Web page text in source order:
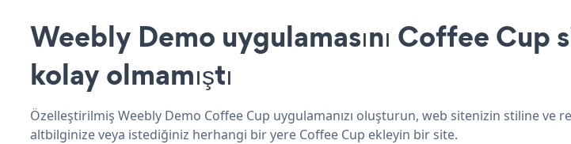
Weebly Demo uygulamasını Coffee
kolay olmamıştı
Özelleştirilmiş Weebly Demo Coffee Cup uygulamanızı oluşturun, web sitenizin stiline ve
altbilginize veya istediğiniz herhangi bir yere Coffee Cup ekleyin bir site.